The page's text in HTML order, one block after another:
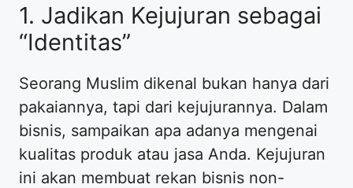
​1. Jadikan Kejujuran sebagai
“Identitas”
​Seorang Muslim dikenal bukan hanya dari
pakaiannya, tapi dari kejujurannya. Dalam
bisnis, sampaikan apa adanya mengenai
kualitas produk atau jasa Anda. Kejujuran
ini akan membuat rekan bisnis non-